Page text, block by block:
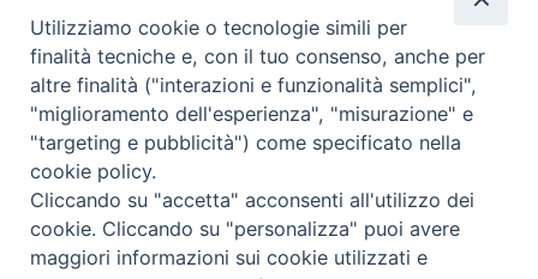
Scrivici
Copyright © 2019 - Tutti i diritti riservati - Vita
Trentina Editrice
Privacy Policy
Utilizziamo cookie o tecnologie simili per
finalità tecniche e, con il tuo consenso, anche per
altre finalità ("interazioni e funzionalità semplici",
"miglioramento dell'esperienza", "misurazione" e
"targeting e pubblicità") come specificato nella
cookie policy.
Cliccando su "accetta" acconsenti all'utilizzo dei
cookie. Cliccando su "personalizza" puoi avere
maggiori informazioni sui cookie utilizzati e